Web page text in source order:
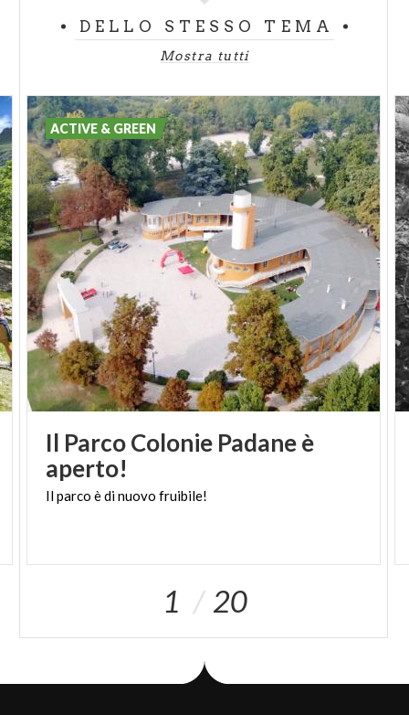
DELLO STESSO TEMA
Mostra tutti
Il Parco Colonie Padane è
aperto!
Ilparco èdinuovo fruibile!
ACTIVE & GREEN
1 20